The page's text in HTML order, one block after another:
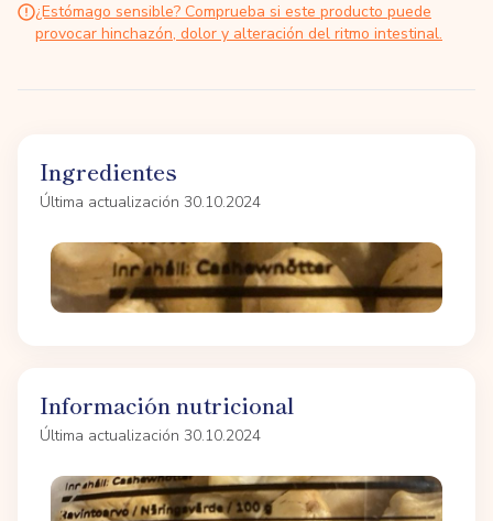
¿Estómago sensible? Comprueba si este producto puede
provocar hinchazón, dolor y alteración del ritmo intestinal.
Ingredientes
Última actualización 30.10.2024
Información nutricional
Última actualización 30.10.2024